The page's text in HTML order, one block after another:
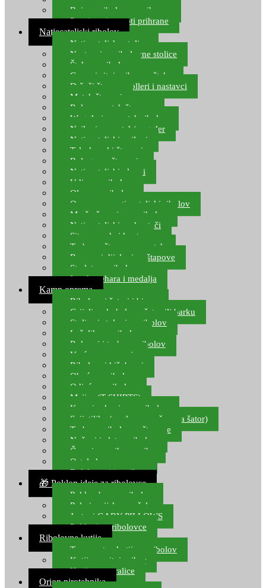
Boje za ribolovnu prihranu
Provjereni recepti prihrane
Natjecateljski ribolov
Natjecateljske stolice
Nastavci za ribolovne stolice
Šteke za ribolov
Gume i sitni pribor za šteku
Držači štapova rolleri i nastavci
Match štapovi
Role za match štapove
Waggleri za match ribolov
Najloni za match/waggler
Natjecateljski najloni
Teleskopski štapovi
Bolognese štapovi
Natjecateljski plovci
Udice za ribolov
Olovo za ribolov
Oprema za natjecateljski ribolov
Mreže čuvarice za ribolov
Natjecateljski podmetači
Sito, posude i kante
Torbe za štapove – match
Rezervni dijelovi za štapove
Starlete za ribolov
Izrada pehara i medalja
Kamp oprema
Ribolovni šatori i bivvy
Grijalice, kuhala za šator ili barku
Stolice i stolovi za ribolov
Ležaljke za ribolov
Ruksaci i torbe za ribolov
Vreće za spavanje
Ribolovni kišobrani
Obuća za ribolov
Odjeća za ribolov
Majice (T-SHIRTS)
Kape i rukavice za ribolov
Svijetiljke (naglavne, ručne, za šator)
Torbe za ribolovne štapove
Noževi i alat za ribolov
Čamci za prihranu ribe
Ostala kamp oprema
Dalekozori i optika
🎁 Poklon ideje za ribolovce
Poklon bon za ribolov
Polarizacijske naočale
Jastuci GABY PILLOWS
Pokloni za ribolovce
Ribolovne kutije
Transportne kutije za ribolov
Kutije za sitni pribor
Kutije za varalice
Orion pirotehnika